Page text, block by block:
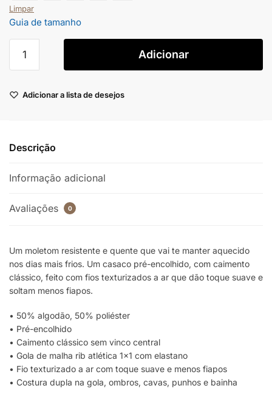
Limpar
Guia de tamanho
Adicionar
Adicionar a lista de desejos
Descrição
Informação adicional
Avaliações 0
Um moletom resistente e quente que vai te manter aquecido
nos dias mais frios. Um casaco pré-encolhido, com caimento
clássico, feito com fios texturizados a ar que dão toque suave e
soltam menos fiapos.
• 50% algodão, 50% poliéster
• Pré-encolhido
• Caimento clássico sem vinco central
• Gola de malha rib atlética 1×1 com elastano
• Fio texturizado a ar com toque suave e menos fiapos
• Costura dupla na gola, ombros, cavas, punhos e bainha